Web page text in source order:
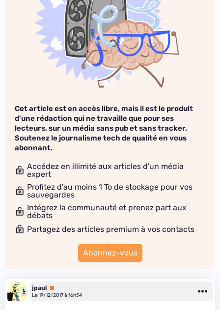
Cet article est en accès libre, mais il est le produit
d'une rédaction qui ne travaille que pour ses
lecteurs, sur un média sans pub et sans tracker.
Soutenez le journalisme tech de qualité en vous
abonnant.
Accédez en illimité aux articles d'un média
expert
Profitez d'au moins 1 To de stockage pour vos
sauvegardes
Intégrez la communauté et prenez part aux
débats
Partagez des articles premium à vos contacts
Abonnez-vous
jpaul Premium
Le 19/12/2017 à 16h54